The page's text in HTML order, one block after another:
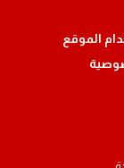
الموقع